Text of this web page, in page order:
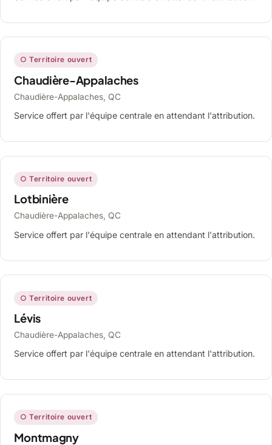
○ Territoire ouvert
Chaudière-Appalaches
Chaudière-Appalaches, QC
Service offert par l'équipe centrale en attendant l'attribution.
○ Territoire ouvert
Lotbinière
Chaudière-Appalaches, QC
Service offert par l'équipe centrale en attendant l'attribution.
○ Territoire ouvert
Lévis
Chaudière-Appalaches, QC
Service offert par l'équipe centrale en attendant l'attribution.
○ Territoire ouvert
Montmagny